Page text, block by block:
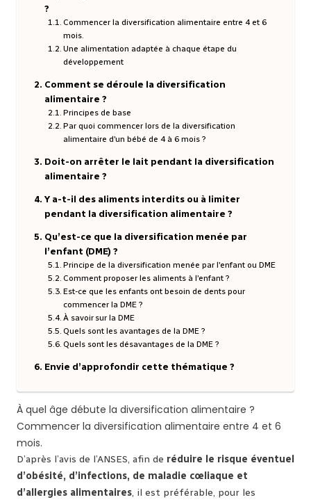
?
Commencer la diversification alimentaire entre 4 et 6
mois.
Une alimentation adaptée à chaque étape du
développement
Comment se déroule la diversification
alimentaire ?
Principes de base
Par quoi commencer lors de la diversification
alimentaire d’un bébé de 4 à 6 mois ?
Doit-on arrêter le lait pendant la diversification
alimentaire ?
Y a-t-il des aliments interdits ou à limiter
pendant la diversification alimentaire ?
Qu’est-ce que la diversification menée par
l’enfant (DME) ?
Principe de la diversification menée par l’enfant ou DME
Comment proposer les aliments à l’enfant ?
Est-ce que les enfants ont besoin de dents pour
commencer la DME ?
À savoir sur la DME
Quels sont les avantages de la DME ?
Quels sont les désavantages de la DME ?
Envie d’approfondir cette thématique ?
À quel âge débute la diversification alimentaire ?
Commencer la diversification alimentaire entre 4 et 6
mois.
D’après l’avis de l’ANSES, afin de réduire le risque éventuel
d’obésité, d’infections, de maladie cœliaque et
d’allergies alimentaires, il est préférable, pour les